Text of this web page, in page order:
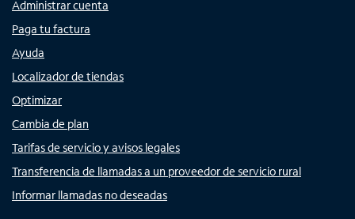
Administrar cuenta
Paga tu factura
Ayuda
Localizador de tiendas
Optimizar
Cambia de plan
Tarifas de servicio y avisos legales
Transferencia de llamadas a un proveedor de servicio rural
Informar llamadas no deseadas